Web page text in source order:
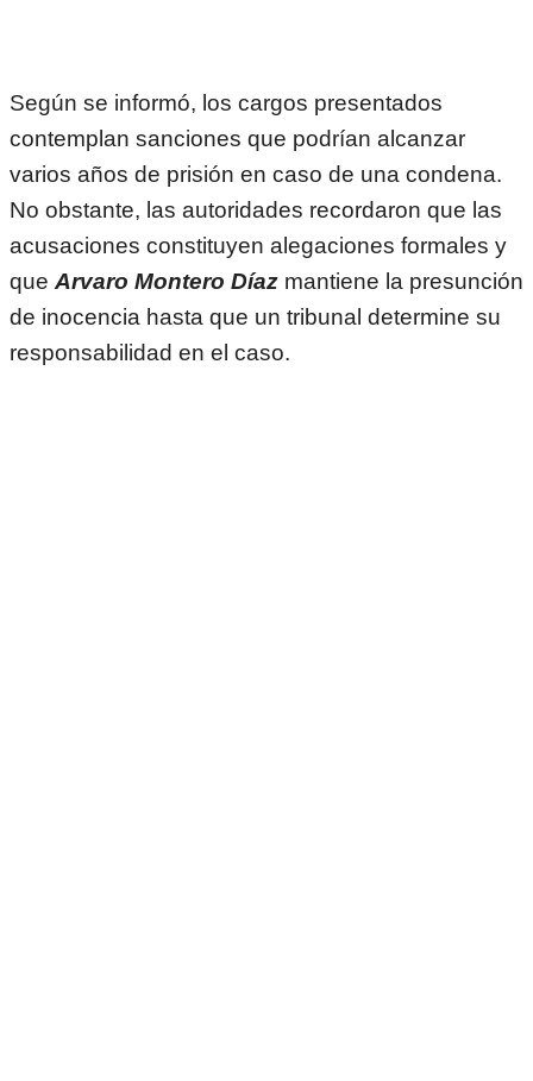
Según se informó, los cargos presentados
contemplan sanciones que podrían alcanzar
varios años de prisión en caso de una condena.
No obstante, las autoridades recordaron que las
acusaciones constituyen alegaciones formales y
que Arvaro Montero Díaz mantiene la presunción
de inocencia hasta que un tribunal determine su
responsabilidad en el caso.